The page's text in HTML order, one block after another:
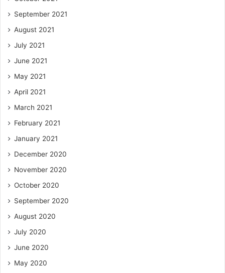
September 2021
August 2021
July 2021
June 2021
May 2021
April 2021
March 2021
February 2021
January 2021
December 2020
November 2020
October 2020
September 2020
August 2020
July 2020
June 2020
May 2020